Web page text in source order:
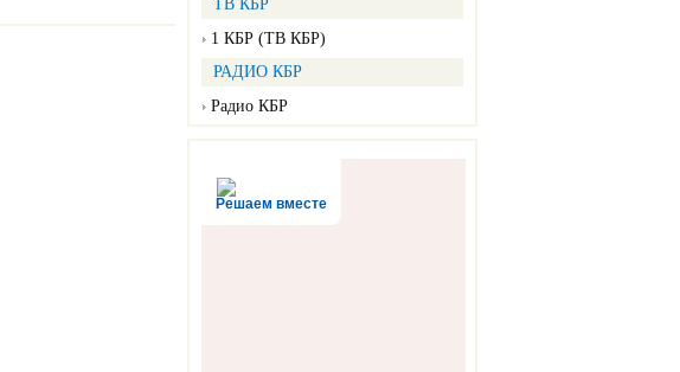
ТВ КБР
1 КБР (ТВ КБР)
РАДИО КБР
Радио КБР
Решаем вместе